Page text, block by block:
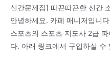
신간문제집] 따끈따끈한 신간
안녕하세요. 카페 매니저입니
스포츠의 스포츠 지도사 2급
다. 아래 링크에서 구입하실 수